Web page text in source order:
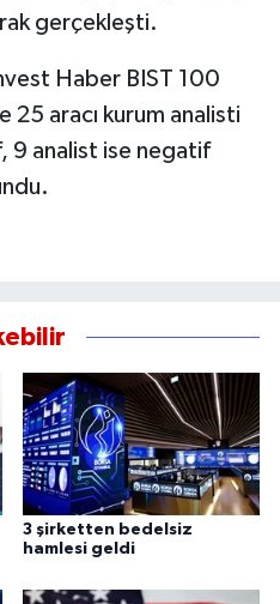
gerçekleşti.
Haber BIST 100
25 aracı kurum analisti
9 analist ise negatif
3 şirketten bedelsiz
hamlesi geldi